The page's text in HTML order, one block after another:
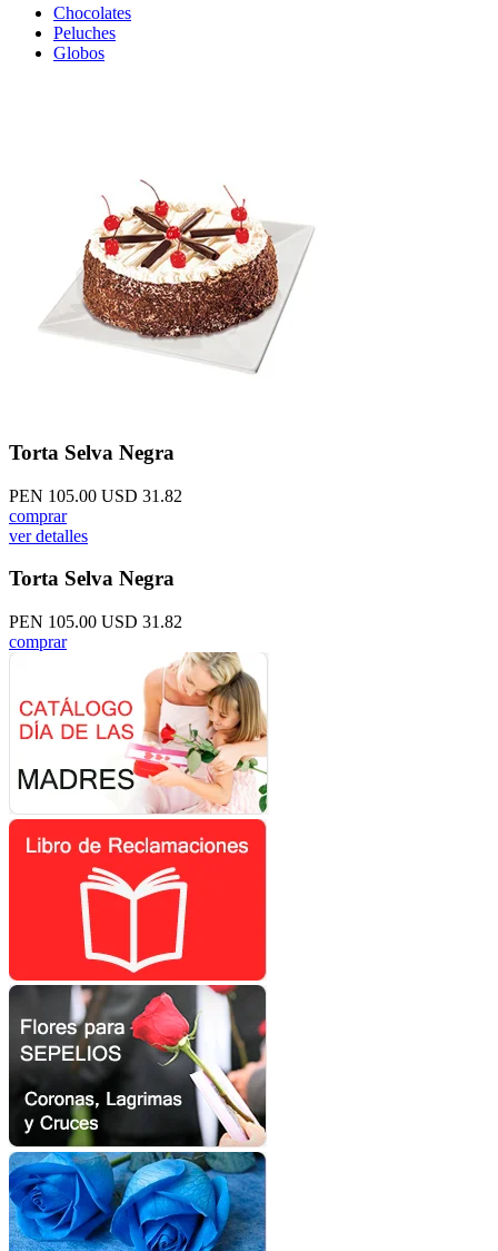
Chocolates
Peluches
Globos
Torta Selva Negra
PEN 105.00 USD 31.82
comprar
ver detalles
Torta Selva Negra
PEN 105.00 USD 31.82
comprar